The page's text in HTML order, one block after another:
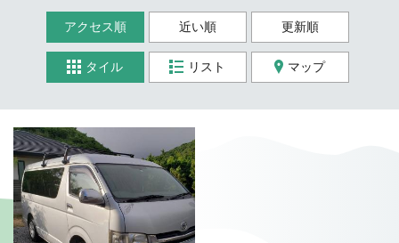
アクセス順 近い順 更新順
タイル リスト マップ